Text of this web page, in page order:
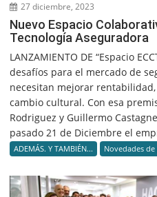
27 diciembre, 2023
Nuevo Espacio
Tecnología Aseguradora
LANZAMIENTO DE “Espacio
desafíos para el mercado de
necesitan mejorar
cambio cultural. Con esa
Rodriguez y Guillermo
pasado 21 de Diciembre el
ADEMÁS. Y TAMBIÉN... Novedades